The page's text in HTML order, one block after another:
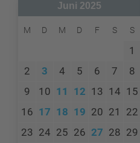
Juni 2025
M D M D F S S
1
2
3 4 5 6 7
8
9
10 11 12 13 14 15
16 17 18 19 20 21
22
23 24 25 26 27 28 29